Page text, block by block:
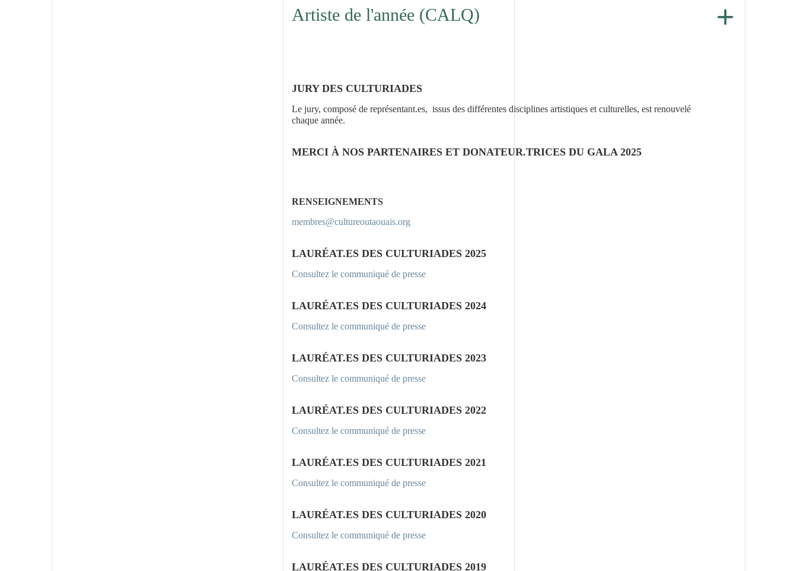
Artiste de l'année (CALQ)
JURY DES CULTURIADES
Le jury, composé de représentant.es, issus des différentes disciplines artistiques et culturelles, est renouvelé
chaque année.
MERCI À NOS PARTENAIRES ET DONATEUR.TRICES DU GALA 2025
RENSEIGNEMENTS
membres@cultureoutaouais.org
LAURÉAT.ES DES CULTURIADES 2025
Consultez le communiqué de presse
LAURÉAT.ES DES CULTURIADES 2024
Consultez le communiqué de presse
LAURÉAT.ES DES CULTURIADES 2023
Consultez le communiqué de presse
LAURÉAT.ES DES CULTURIADES 2022
Consultez le communiqué de presse
LAURÉAT.ES DES CULTURIADES 2021
Consultez le communiqué de presse
LAURÉAT.ES DES CULTURIADES 2020
Consultez le communiqué de presse
LAURÉAT.ES DES CULTURIADES 2019